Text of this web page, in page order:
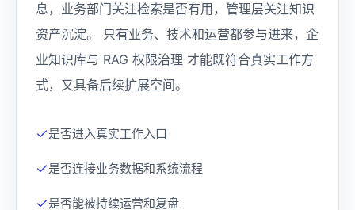
息，业务部门关注检索是否有用，管理层关注知识
资产沉淀。 只有业务、技术和运营都参与进来，企
业知识库与 RAG 权限治理 才能既符合真实工作方
式，又具备后续扩展空间。
是否进入真实工作入口
是否连接业务数据和系统流程
是否能被持续运营和复盘